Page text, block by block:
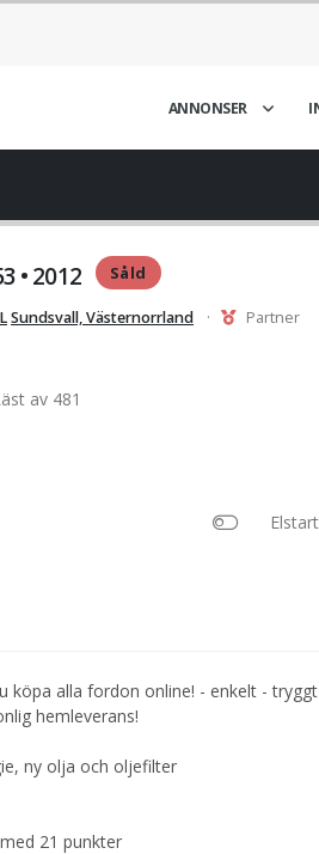
ANNONSER
• 2012 Såld
Sundsvall, Västernorrland · Partner
av 481
Elstart
köpa alla fordon online! - enkelt -
hemleverans!
ny olja och oljefilter
21 punkter